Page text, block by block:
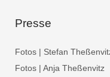
Presse
Fotos | Stefan
Fotos | Anja Theßenvitz